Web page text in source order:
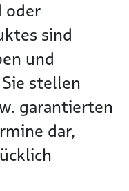
oder
sind
und
stellen
garantierten
dar,